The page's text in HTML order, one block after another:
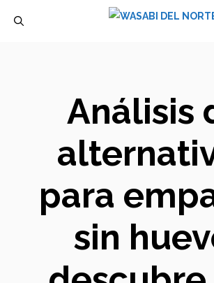
Análisis
para
sin